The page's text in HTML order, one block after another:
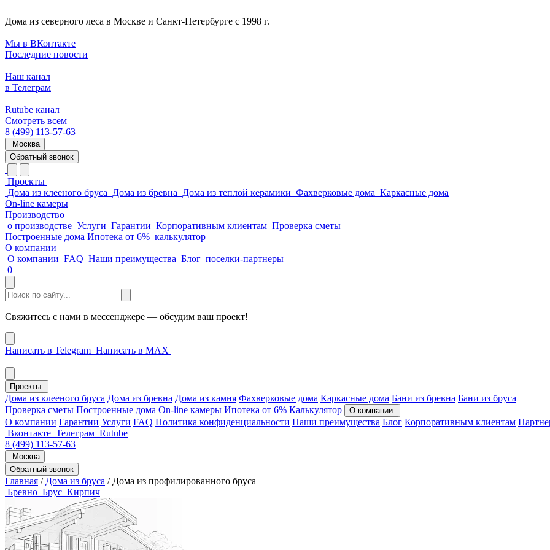
Дома из северного леса в Москве и Санкт-Петербурге с 1998 г.
Мы в ВКонтакте
Последние новости
Наш канал
в Телеграм
Rutube канал
Смотреть всем
8 (499) 113-57-63
Москва
Обратный звонок
Проекты
Дома из клееного бруса Дома из бревна Дома из теплой керамики Фахверковые дома Каркасные дома
On-line камеры
Производство
о производстве Услуги Гарантии Корпоративным клиентам Проверка сметы
Построенные дома Ипотека от 6% калькулятор
О компании
О компании FAQ Наши преимущества Блог поселки-партнеры
0
Свяжитесь с нами в мессенджере — обсудим ваш проект!
Написать в Telegram Написать в MAX
Проекты
Дома из клееного бруса Дома из бревна Дома из камня Фахверковые дома Каркасные дома Бани из бревна Бани из бруса
Проверка сметы Построенные дома On-line камеры Ипотека от 6% Калькулятор О компании
О компании Гарантии Услуги FAQ Политика конфиденциальности Наши преимущества Блог Корпоративным клиентам
Вконтакте Телеграм Rutube
8 (499) 113-57-63
Москва
Обратный звонок
Главная / Дома из бруса / Дома из профилированного бруса
Бревно Брус Кирпич